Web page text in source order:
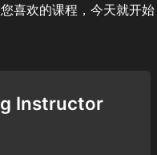
喜欢的课程，今天就开始
Instructor